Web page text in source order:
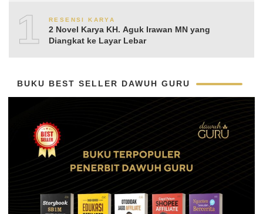
10RESENSI KARYA
2 Novel Karya KH. Aguk Irawan MN yang
Diangkat ke Layar Lebar
BUKU BEST SELLER DAWUH GURU